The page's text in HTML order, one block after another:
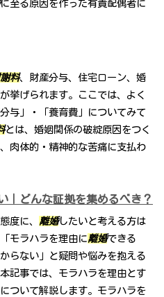
に至る原因を作った有責配偶者に
料、財産分与、住宅ローン、婚
挙げられます。ここでは、よく
与」・「養育費」についてみて
とは、婚姻関係の破綻原因をつく
肉体的・精神的な苦痛に支払わ
｜どんな証拠を集めるべき？
度に、 離婚したいと考える方は
モラハラを理由に離婚できる
らない」と疑問や悩みを抱える
記事では、モラハラを理由とす
ついて解説します。モラハラを